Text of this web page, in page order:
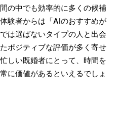
の中でも効率的に多くの候補
験者からは「AIのおすすめが
は選ばないタイプの人と出会
ポジティブな評価が多く寄せ
しい既婚者にとって、時間を
に価値があるといえるでしょ